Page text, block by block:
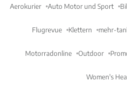
Aerokurier Auto Motor und Sport
Flugrevue Klettern mehr-
Motorradonline Outdoor
Women's